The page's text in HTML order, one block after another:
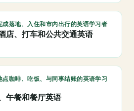
落地、入住和市内出行的英语学习者
店、打车和公共交通英语
咖啡、吃饭、与同事结账的英语学习
午餐和餐厅英语